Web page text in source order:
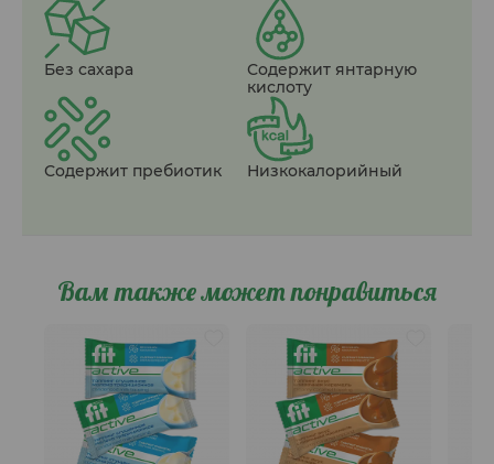
Без сахара
Содержит янтарную
кислоту
Содержит пребиотик Низкокалорийный
Вам также может понравиться